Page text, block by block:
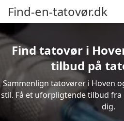
Find-en-tatovør.dk
Find tatovør i
tilbud på
Sammenlign tatovører i Hoven
stil. Få et uforpligtende tilbud
dig.